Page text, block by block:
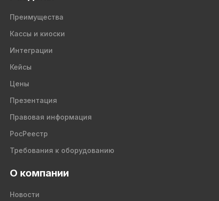
Преимущества
Кассы и киоски
Интеграции
Кейсы
Цены
Презентация
Правовая информация
РосРеестр
Требования к оборудованию
О компании
Новости